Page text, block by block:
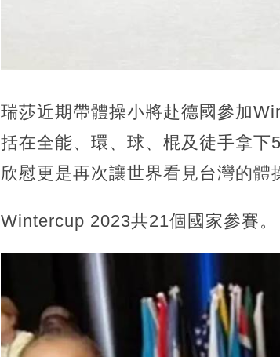
瑞莎近期帶體操小將赴德國參加
括在全能、環、球、棍及徒手拿
欣慰更是再次讓世界看見台灣的體
Wintercup 2023共21個國家參賽。